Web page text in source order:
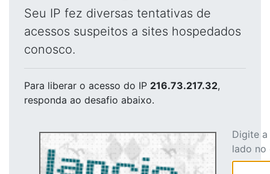
Seu IP fez diversas tentativas de
acessos suspeitos a sites hospedados
conosco.
Para liberar o acesso do IP 216.73.217.32,
responda ao desafio abaixo.
Digite
lado no